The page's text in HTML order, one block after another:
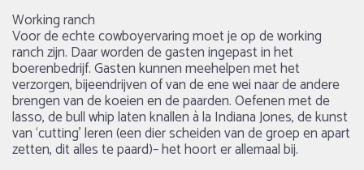
Working ranch
Voor de echte cowboyervaring moet je op de working
ranch zijn. Daar worden de gasten ingepast in het
boerenbedrijf. Gasten kunnen meehelpen met het
verzorgen, bijeendrijven of van de ene wei naar de andere
brengen van de koeien en de paarden. Oefenen met de
lasso, de bull whip laten knallen à la Indiana Jones, de kunst
van ‘cutting’ leren (een dier scheiden van de groep en apart
zetten, dit alles te paard)– het hoort er allemaal bij.